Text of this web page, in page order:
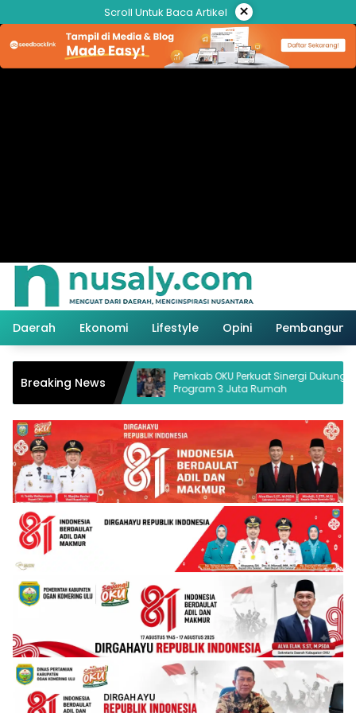
ke
konten
Scroll Untuk Baca Artikel ×
Daerah Ekonomi Lifestyle Opini
Breaking News
Desak
Pemkab OKU Perkuat Sinergi Dukung
Program 3 Juta Rumah